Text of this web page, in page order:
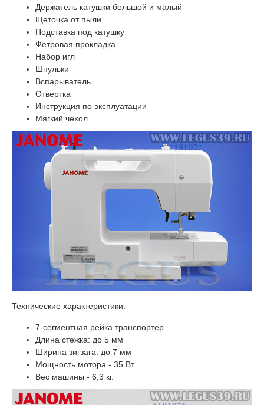
Держатель катушки большой и малый
Щеточка от пыли
Подставка под катушку
Фетровая прокладка
Набор игл
Шпульки
Вспарыватель.
Отвертка
Инструкция по эксплуатации
Мягкий чехол.
Технические характеристики:
7-сегментная рейка транспортер
Длина стежка: до 5 мм
Ширина зигзага: до 7 мм
Мощность мотора - 35 Вт
Вес машины - 6,3 кг.